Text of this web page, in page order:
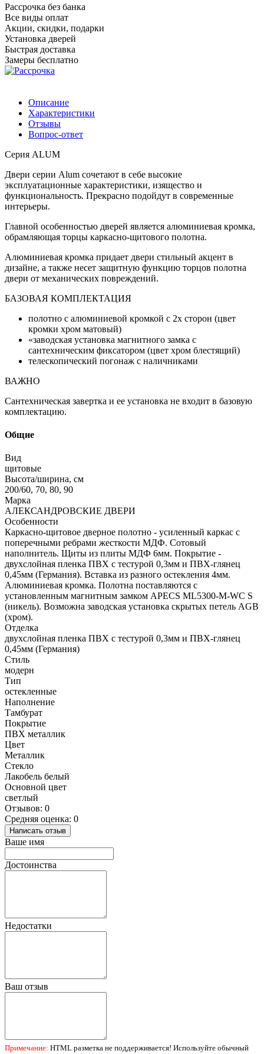
Рассрочка без банка
Все виды оплат
Акции, скидки, подарки
Установка дверей
Быстрая доставка
Замеры бесплатно
Описание
Характеристики
Отзывы
Вопрос-ответ
Серия ALUM
Двери серии Alum сочетают в себе высокие
эксплуатационные характеристики, изящество и
функциональность. Прекрасно подойдут в современные
интерьеры.
Главной особенностью дверей является алюминиевая кромка,
обрамляющая торцы каркасно-щитового полотна.
Алюминиевая кромка придает двери стильный акцент в
дизайне, а также несет защитную функцию торцов полотна
двери от механических повреждений.
БАЗОВАЯ КОМПЛЕКТАЦИЯ
полотно с алюминиевой кромкой с 2х сторон (цвет
кромки хром матовый)
«заводская установка магнитного замка с
сантехническим фиксатором (цвет хром блестящий)
телескопический погонаж с наличниками
ВАЖНО
Сантехническая завертка и ее установка не входит в базовую
комплектацию.
Общие
Вид
щитовые
Высота/ширина, см
200/60, 70, 80, 90
Марка
АЛЕКСАНДРОВСКИЕ ДВЕРИ
Особенности
Каркасно-щитовое дверное полотно - усиленный каркас с
поперечными ребрами жесткости МДФ. Сотовый
наполнитель. Щиты из плиты МДФ 6мм. Покрытие -
двухслойная пленка ПВХ с тестурой 0,3мм и ПВХ-глянец
0,45мм (Германия). Вставка из разного остекления 4мм.
Алюминиевая кромка. Полотна поставляются с
установленным магнитным замком APECS ML5300-M-WC S
(никель). Возможна заводская установка скрытых петель AGB
(хром).
Отделка
двухслойная пленка ПВХ с тестурой 0,3мм и ПВХ-глянец
0,45мм (Германия)
Стиль
модерн
Тип
остекленные
Наполнение
Тамбурат
Покрытие
ПВХ металлик
Цвет
Металлик
Стекло
Лакобель белый
Основной цвет
светлый
Отзывов: 0
Средняя оценка: 0
Написать отзыв
Ваше имя
Достоинства
Недостатки
Ваш отзыв
Примечание: HTML разметка не поддерживается! Используйте обычный